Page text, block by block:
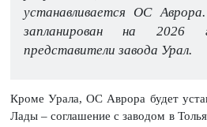
устанавливается ОС
запланирован на
представители завода Урал.
Кроме Урала, ОС Аврора будет
Лады – соглашение с заводом в